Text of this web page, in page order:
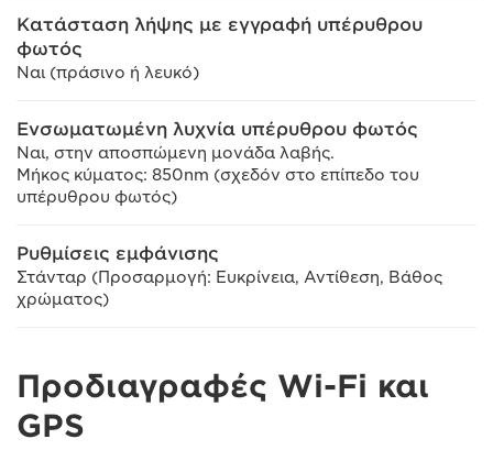
Κατάσταση λήψης με εγγραφή υπέρυθρου
φωτός
Ναι (πράσινο ή λευκό)
Ενσωματωμένη λυχνία υπέρυθρου φωτός
Ναι, στην αποσπώμενη μονάδα λαβής.
Μήκος κύματος: 850nm (σχεδόν στο επίπεδο του
υπέρυθρου φωτός)
Ρυθμίσεις εμφάνισης
Στάνταρ (Προσαρμογή: Ευκρίνεια, Αντίθεση, Βάθος
χρώματος)
Προδιαγραφές Wi-Fi και
GPS